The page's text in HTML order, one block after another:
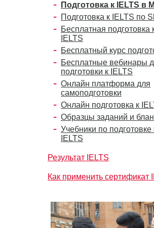
Подготовка к IELTS в
Подготовка к IELTS по
Бесплатная подготовка
IELTS
Бесплатный курс
Бесплатные вебинары
подготовки к IELTS
Онлайн платформа для
самоподготовки
Онлайн подготовка к
Образцы заданий и
Учебники по подготовке
IELTS
Результат IELTS
Как применить сертификат